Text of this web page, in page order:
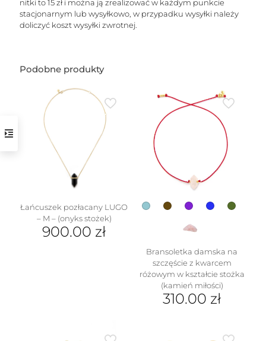
nitki to 15 zł i można ją zrealizować w każdym punkcie
stacjonarnym lub wysyłkowo, w przypadku wysyłki należy
doliczyć koszt wysyłki zwrotnej.
Podobne produkty
Łańcuszek pozłacany LUGO
– M – (onyks stożek)
900.00 zł
Bransoletka damska na
szczęście z kwarcem
różowym w kształcie stożka
(kamień miłości)
310.00 zł